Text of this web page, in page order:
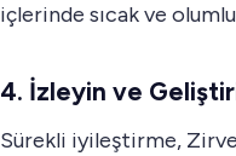
içlerinde sıcak ve
4. İzleyin ve
Sürekli iyileştirme,